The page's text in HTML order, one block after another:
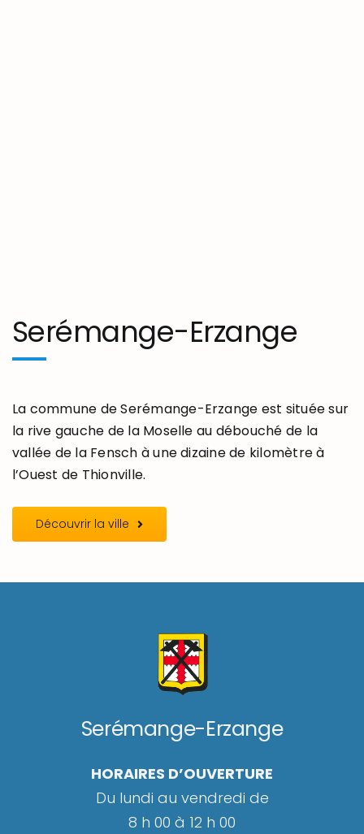
Serémange-Erzange
La commune de Serémange-Erzange est située sur
la rive gauche de la Moselle au débouché de la
vallée de la Fensch à une dizaine de kilomètre à
l’Ouest de Thionville.
Découvrir la ville
Serémange-Erzange
HORAIRES D’OUVERTURE
Du lundi au vendredi de
8 h 00 à 12 h 00